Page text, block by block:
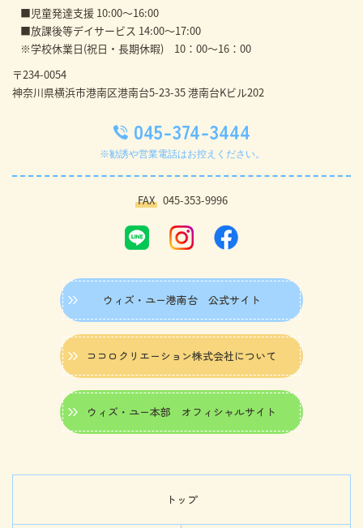
■児童発達支援 10:00～16:00
■放課後等デイサービス 14:00～17:00
※学校休業日(祝日・長期休暇) 10：00～16：00
〒234-0054
045-374-3444
FAX 045-353-9996
ウィズ・ユー港南台 公式サイト
ココロクリエーション株式会社について
ウィズ・ユー本部 オフィシャルサイト
トップ